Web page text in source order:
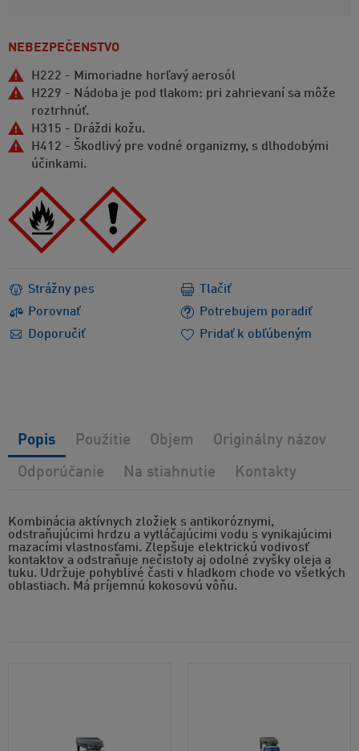
H222 - Mimoriadne horľavý aerosól
H229 - Nádoba je pod tlakom: pri zahrievaní sa môže
roztrhnúť.
H315 - Dráždi kožu.
H412 - Škodlivý pre vodné organizmy, s dlhodobými
účinkami.
NEBEZPEČENSTVO
Strážny pes
Porovnať
Potrebujem poradiť
Doporučiť
Tlačiť
Pridať k obľúbeným
Kombinácia aktívnych zložiek s antikoróznymi,
odstraňujúcimi hrdzu a vytláčajúcimi vodu s vynikajúcimi
mazacími vlastnosťami. Zlepšuje elektrickú vodivosť
kontaktov a odstraňuje nečistoty aj odolné zvyšky oleja a
tuku. Udržuje pohyblivé časti v hladkom chode vo všetkých
oblastiach. Má príjemnú kokosovú vôňu.
Popis Použitie Objem Originálny názov
Odporúčanie Na stiahnutie Kontakty